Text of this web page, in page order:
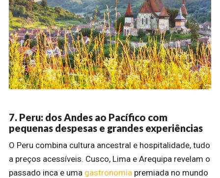
7. Peru: dos Andes ao Pacífico com
pequenas despesas e grandes experiências
O Peru combina cultura ancestral e hospitalidade, tudo
a preços acessíveis. Cusco, Lima e Arequipa revelam o
passado inca e uma gastronomia premiada no mundo